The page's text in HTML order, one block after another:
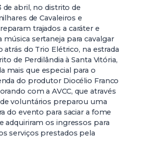
de abril, no distrito de
de Cavaleiros e
trajados a caráter e
sertaneja para cavalgar
do Trio Elétrico, na estrada
de Perdilândia à Santa Vitória,
mais que especial para o
do produtor Diocélio Franco
com a AVCC, que através
voluntários preparou uma
do evento para saciar a fome
adquiriram os ingressos para
serviços prestados pela